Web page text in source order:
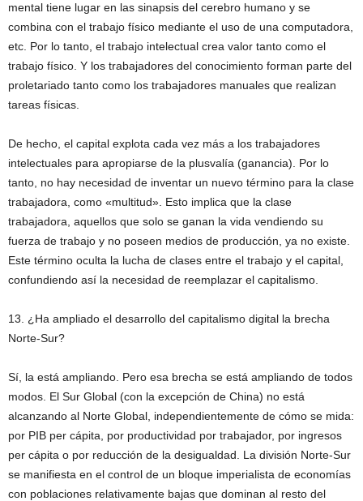
mental tiene lugar en las sinapsis del cerebro humano y se
combina con el trabajo físico mediante el uso de una computadora,
etc. Por lo tanto, el trabajo intelectual crea valor tanto como el
trabajo físico. Y los trabajadores del conocimiento forman parte del
proletariado tanto como los trabajadores manuales que realizan
tareas físicas.
De hecho, el capital explota cada vez más a los trabajadores
intelectuales para apropiarse de la plusvalía (ganancia). Por lo
tanto, no hay necesidad de inventar un nuevo término para la clase
trabajadora, como «multitud». Esto implica que la clase
trabajadora, aquellos que solo se ganan la vida vendiendo su
fuerza de trabajo y no poseen medios de producción, ya no existe.
Este término oculta la lucha de clases entre el trabajo y el capital,
confundiendo así la necesidad de reemplazar el capitalismo.
13. ¿Ha ampliado el desarrollo del capitalismo digital la brecha
Norte-Sur?
Sí, la está ampliando. Pero esa brecha se está ampliando de todos
modos. El Sur Global (con la excepción de China) no está
alcanzando al Norte Global, independientemente de cómo se mida:
por PIB per cápita, por productividad por trabajador, por ingresos
per cápita o por reducción de la desigualdad. La división Norte-Sur
se manifiesta en el control de un bloque imperialista de economías
con poblaciones relativamente bajas que dominan al resto del